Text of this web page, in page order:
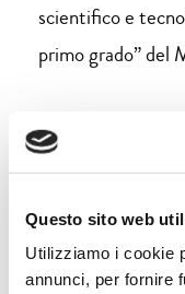
Questo sito web
Utilizziamo i cookie
annunci, per fornire
scientifico e
primo grado” del